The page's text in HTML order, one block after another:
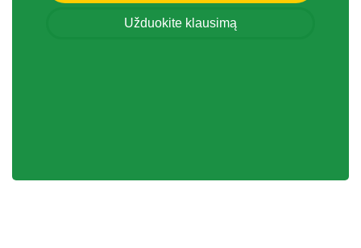
Užduokite klausimą